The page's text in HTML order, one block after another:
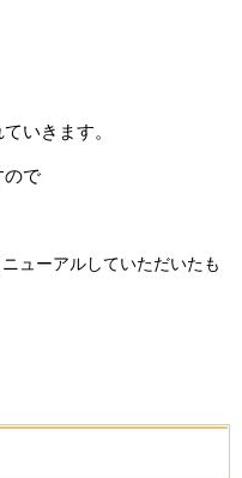
いきます。
ので
ューアルしていただいたも